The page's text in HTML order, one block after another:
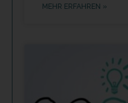
MEHR ERFAHREN »